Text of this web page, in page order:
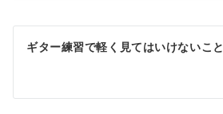
ビ
ゲ
シ
ギター練習で軽く見てはいけないこと